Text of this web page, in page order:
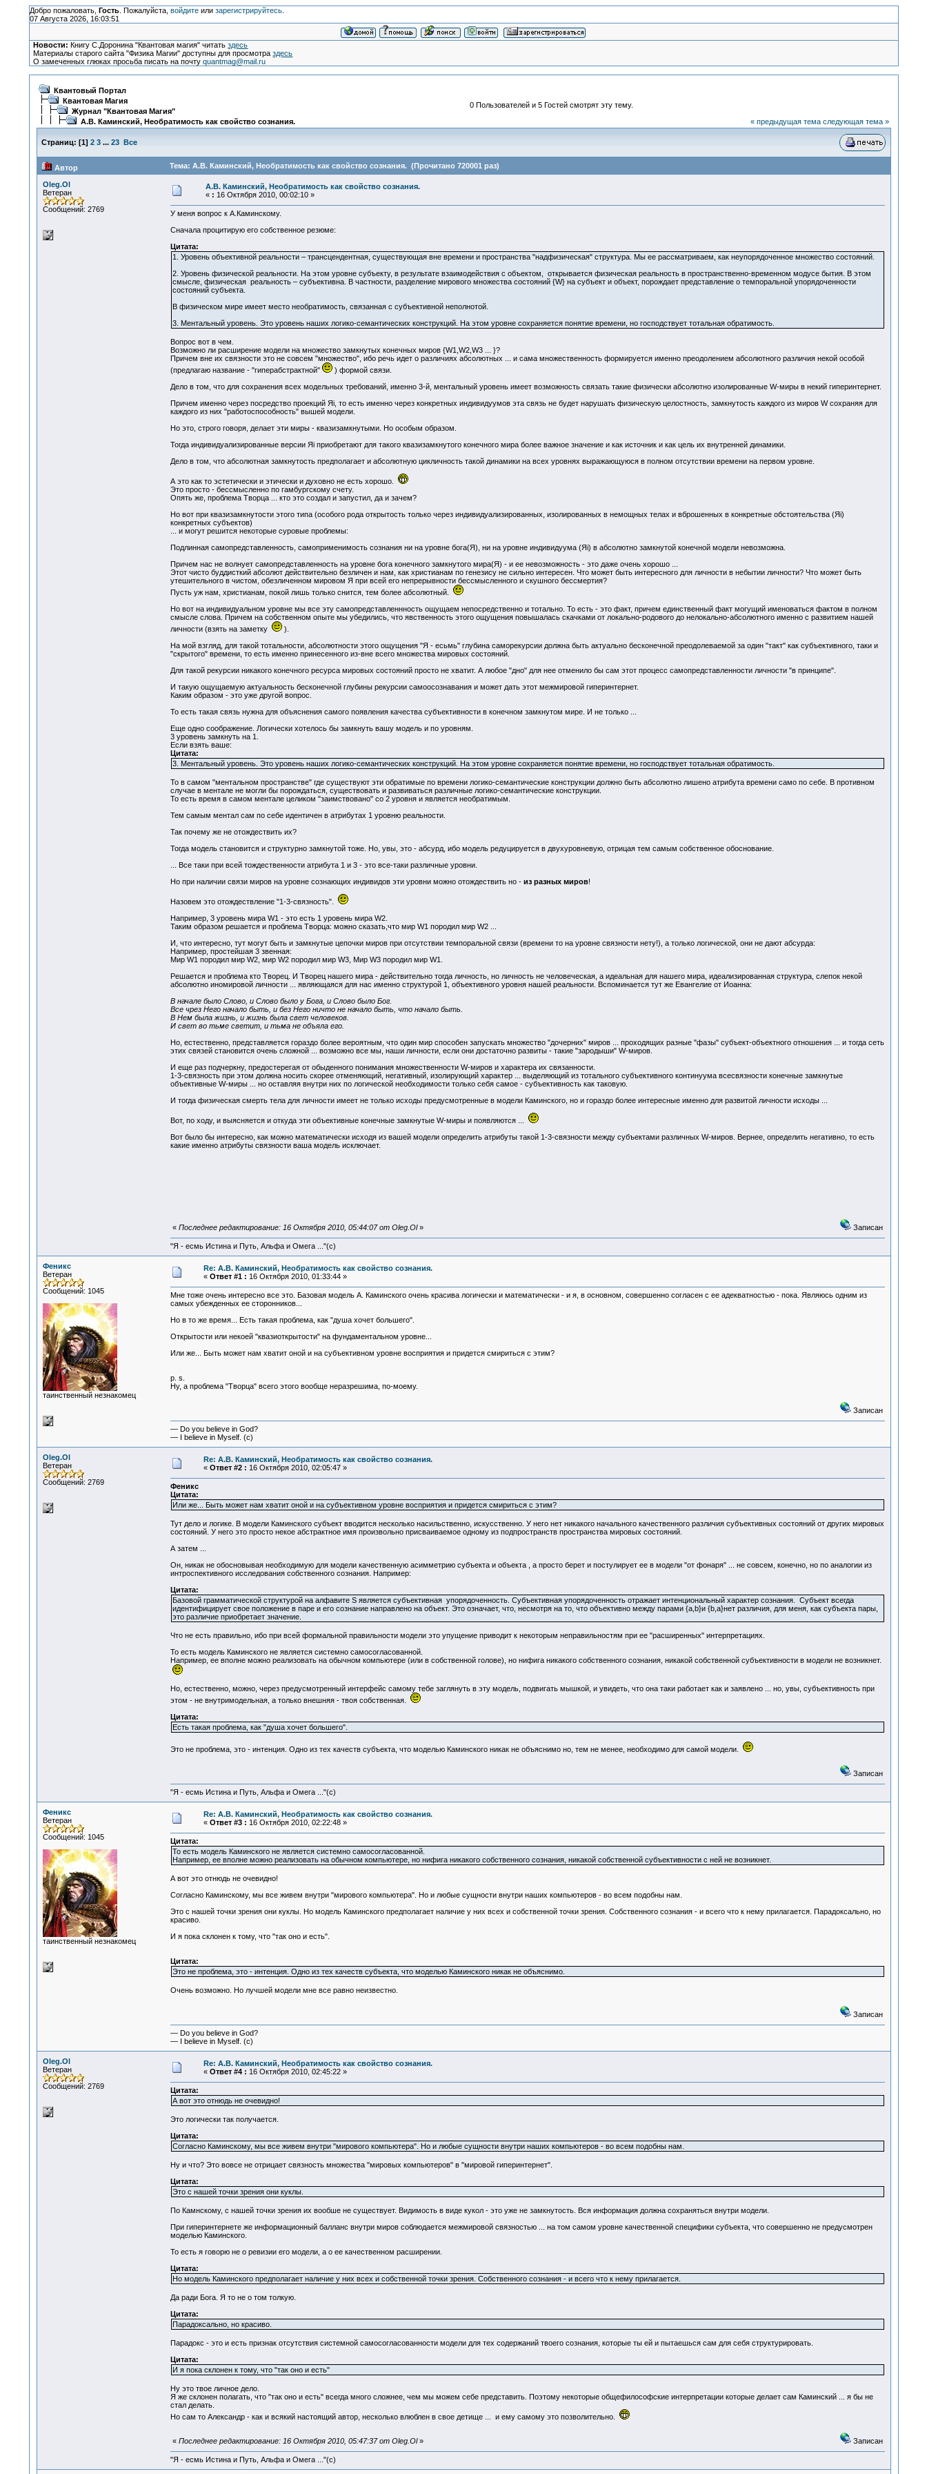
Добро пожаловать, Гость. Пожалуйста, войдитеили зарегистрируйтесь.
07 Августа 2026, 16:03:51
Новости: Книгу С.Доронина "Квантовая магия" читатьздесь
Материалы старого сайта "Физика Магии" доступны для просмотраздесь
О замеченных глюках просьба писать на почтуquantmag@mail.ru
Квантовый Портал
Квантовая Магия
Журнал "Квантовая Магия"
А.В. Каминский, Необратимость как свойство сознания.
0 Пользователей и 5 Гостей смотрят эту тему.
« предыдущая тема следующая тема »
Страниц: [1] 2 3 ... 23 Все
Автор Тема: А.В. Каминский, Необратимость как свойство сознания. (Прочитано 720001 раз)
Oleg.Ol
Ветеран
Сообщений: 2769
А.В. Каминский, Необратимость как свойство сознания.
« : 16 Октября 2010, 00:02:10 »
У меня вопрос к А.Каминскому.
Сначала процитирую его собственное резюме:
Цитата:
1. Уровень объективной реальности – трансцендентная, существующая вне времени и пространства "надфизическая" структура. Мы ее рассматриваем, как неупорядоченное множество состояний.
2. Уровень физической реальности. На этом уровне субъекту, в результате взаимодействия с объектом, открывается физическая реальность в пространственно-временном модусе бытия. В этом
смысле, физическая реальность – субъективна. В частности, разделение мирового множества состояний {W} на субъект и объект, порождает представление о темпоральной упорядоченности
состояний субъекта.
В физическом мире имеет место необратимость, связанная с субъективной неполнотой.
3. Ментальный уровень. Это уровень наших логико-семантических конструкций. На этом уровне сохраняется понятие времени, но господствует тотальная обратимость.
Вопрос вот в чем.
Возможно ли расширение модели на множество замкнутых конечных миров {W1,W2,W3 ... }?
Причем вне их связности это не совсем "множество", ибо речь идет о различиях абсолютных ... и сама множественность формируется именно преодолением абсолютного различия некой особой
(предлагаю название - "гиперабстрактной"
) формой связи.
Дело в том, что для сохранения всех модельных требований, именно 3-й, ментальный уровень имеет возможность связать такие физически абсолютно изолированные W-миры в некий гиперинтернет.
Причем именно через посредство проекций Яi, то есть именно через конкретных индивидуумов эта связь не будет нарушать физическую целостность, замкнутость каждого из миров W сохраняя для
каждого из них "работоспособность" вышей модели.
Но это, строго говоря, делает эти миры - квазизамкнутыми. Но особым образом.
Тогда индивидуализированные версии Яi приобретают для такого квазизамкнутого конечного мира более важное значение и как источник и как цель их внутренней динамики.
Дело в том, что абсолютная замкнутость предполагает и абсолютную цикличность такой динамики на всех уровнях выражающуюся в полном отсутствии времени на первом уровне.
А это как то эстетически и этически и духовно не есть хорошо.
Это просто - бессмысленно по гамбургскому счету.
Опять же, проблема Творца ... кто это создал и запустил, да и зачем?
Но вот при квазизамкнутости этого типа (особого рода открытость только через индивидуализированных, изолированных в немощных телах и вброшенных в конкретные обстоятельства (Яi)
конкретных субъектов)
... и могут решится некоторые суровые проблемы:
Подлинная самопредставленность, самоприменимость сознания ни на уровне бога(Я), ни на уровне индивидуума (Яi) в абсолютно замкнутой конечной модели невозможна.
Причем нас не волнует самопредставленность на уровне бога конечного замкнутого мира(Я) - и ее невозможность - это даже очень хорошо ...
Этот чисто буддисткий абсолют действительно безличен и нам, как христианам по генезису не сильно интересен. Что может быть интересного для личности в небытии личности? Что может быть
утешительного в чистом, обезличенном мировом Я при всей его непрерывности бессмысленного и скушного бессмертия?
Пусть уж нам, христианам, покой лишь только снится, тем более абсолютный.
Но вот на индивидуальном уровне мы все эту самопредставленнность ощущаем непосредственно и тотально. То есть - это факт, причем единственный факт могущий именоваться фактом в полном
смысле слова. Причем на собственном опыте мы убедились, что явственность этого ощущения повышалась скачками от локально-родового до нелокально-абсолютного именно с развитием нашей
личности (взять на заметку
).
На мой взгляд, для такой тотальности, абсолютности этого ощущения "Я - есьмь" глубина саморекурсии должна быть актуально бесконечной преодолеваемой за один "такт" как субъективного, таки и
"скрытого" времени, то есть именно принесенного из-вне всего множества мировых состояний.
Для такой рекурсии никакого конечного ресурса мировых состояний просто не хватит. А любое "дно" для нее отменило бы сам этот процесс самопредставленности личности "в принципе".
И такую ощущаемую актуальность бесконечной глубины рекурсии самоосознавания и может дать этот межмировой гиперинтернет.
Каким образом - это уже другой вопрос.
То есть такая связь нужна для объяснения самого появления качества субъективности в конечном замкнутом мире. И не только ...
Еще одно соображение. Логически хотелось бы замкнуть вашу модель и по уровням.
3 уровень замкнуть на 1.
Если взять ваше:
Цитата:
3. Ментальный уровень. Это уровень наших логико-семантических конструкций. На этом уровне сохраняется понятие времени, но господствует тотальная обратимость.
То в самом "ментальном пространстве" где существуют эти обратимые по времени логико-семантические конструкции должно быть абсолютно лишено атрибута времени само по себе. В противном
случае в ментале не могли бы порождаться, существовать и развиваться различные логико-семантические конструкции.
То есть время в самом ментале целиком "заимствовано" со 2 уровня и является необратимым.
Тем самым ментал сам по себе идентичен в атрибутах 1 уровню реальности.
Так почему же не отождествить их?
Тогда модель становится и структурно замкнутой тоже. Но, увы, это - абсурд, ибо модель редуцируется в двухуровневую, отрицая тем самым собственное обоснование.
... Все таки при всей тождественности атрибута 1 и 3 - это все-таки различные уровни.
Но при наличии связи миров на уровне сознающих индивидов эти уровни можно отождествить но - из разных миров!
Назовем это отождествление "1-3-связность".
Например, 3 уровень мира W1 - это есть 1 уровень мира W2.
Таким образом решается и проблема Творца: можно сказать,что мир W1 породил мир W2 ...
И, что интересно, тут могут быть и замкнутые цепочки миров при отсутствии темпоральной связи (времени то на уровне связности нету!), а только логической, они не дают абсурда:
Например, простейшая 3 звенная:
Мир W1 породил мир W2, мир W2 породил мир W3, Мир W3 породил мир W1.
Решается и проблема кто Творец. И Творец нашего мира - действительно тогда личность, но личность не человеческая, а идеальная для нашего мира, идеализированная структура, слепок некой
абсолютно иномировой личности ... являющаяся для нас именно структурой 1, объективного уровня нашей реальности. Вспоминается тут же Евангелие от Иоанна:
В начале было Слово, и Слово было у Бога, и Слово было Бог.
Все чрез Него начало быть, и без Него ничто не начало быть, что начало быть.
В Нем была жизнь, и жизнь была свет человеков.
И свет во тьме светит, и тьма не объяла его.
Но, естественно, представляется гораздо более вероятным, что один мир способен запускать множество "дочерних" миров ... проходящих разные "фазы" субъект-объектного отношения ... и тогда сеть
этих связей становится очень сложной ... возможно все мы, наши личности, если они достаточно развиты - такие "зародыши" W-миров.
И еще раз подчеркну, предостерегая от обыденного понимания множественности W-миров и характера их связанности.
1-3-связность при этом должна носить скорее отменяющий, негативный, изолирующий характер ... выделяющий из тотального субъективного континуума всесвязности конечные замкнутые
объективные W-миры ... но оставляя внутри них по логической необходимости только себя самое - субъективность как таковую.
И тогда физическая смерть тела для личности имеет не только исходы предусмотренные в модели Каминского, но и гораздо более интересные именно для развитой личности исходы ...
Вот, по ходу, и выясняется и откуда эти объективные конечные замкнутые W-миры и появляются ...
Вот было бы интересно, как можно математически исходя из вашей модели определить атрибуты такой 1-3-связности между субъектами различных W-миров. Вернее, определить негативно, то есть
какие именно атрибуты связности ваша модель исключает.
« Последнее редактирование: 16 Октября 2010, 05:44:07 от Oleg.Ol» Записан
"Я - есмь Истина и Путь, Альфа и Омега ..."(с)
Феникс
Ветеран
Сообщений: 1045
таинственный незнакомец
Re: А.В. Каминский, Необратимость как свойство сознания.
« Ответ #1 : 16 Октября 2010, 01:33:44 »
Мне тоже очень интересно все это. Базовая модель А. Каминского очень красива логически и математически - и я, в основном, совершенно согласен с ее адекватностью - пока. Являюсь одним из
самых убежденных ее сторонников...
Но в то же время... Есть такая проблема, как "душа хочет большего".
Открытости или некоей "квазиоткрытости" на фундаментальном уровне...
Или же... Быть может нам хватит оной и на субъективном уровне восприятия и придется смириться с этим?
p. s.
Ну, а проблема "Творца" всего этого вообще неразрешима, по-моему.
Записан
— Do you believe in God?
— I believe in Myself. (c)
Oleg.Ol
Ветеран
Сообщений: 2769
Re: А.В. Каминский, Необратимость как свойство сознания.
« Ответ #2 : 16 Октября 2010, 02:05:47 »
Феникс
Цитата:
Или же... Быть может нам хватит оной и на субъективном уровне восприятия и придется смириться с этим?
Тут дело и логике. В модели Каминского субъект вводится несколько насильственно, искусственно. У него нет никакого начального качественного различия субъективных состояний от других мировых
состояний. У него это просто некое абстрактное имя произвольно присваиваемое одному из подпространств пространства мировых состояний.
А затем ...
Он, никак не обосновывая необходимую для модели качественную асимметрию субъекта и объекта , а просто берет и постулирует ее в модели "от фонаря" ... не совсем, конечно, но по аналогии из
интроспективного исследования собственного сознания. Например:
Цитата:
Базовой грамматической структурой на алфавите S является субъективная упорядоченность. Субъективная упорядоченность отражает интенциональный характер сознания. Субъект всегда
идентифицирует свое положение в паре и его сознание направлено на объект. Это означает, что, несмотря на то, что объективно между парами {a,b}и {b,a}нет различия, для меня, как субъекта пары,
это различие приобретает значение.
Что не есть правильно, ибо при всей формальной правильности модели это упущение приводит к некоторым неправильностям при ее "расширенных" интерпретациях.
То есть модель Каминского не является системно самосогласованной.
Например, ее вполне можно реализовать на обычном компьютере (или в собственной голове), но нифига никакого собственного сознания, никакой собственной субъективности в модели не возникнет.
Но, естественно, можно, через предусмотренный интерфейс самому тебе заглянуть в эту модель, подвигать мышкой, и увидеть, что она таки работает как и заявлено ... но, увы, субъективность при
этом - не внутримодельная, а только внешняя - твоя собственная.
Цитата:
Есть такая проблема, как "душа хочет большего".
Это не проблема, это - интенция. Одно из тех качеств субъекта, что моделью Каминского никак не объяснимо но, тем не менее, необходимо для самой модели.
Записан
"Я - есмь Истина и Путь, Альфа и Омега ..."(с)
Феникс
Ветеран
Сообщений: 1045
таинственный незнакомец
Re: А.В. Каминский, Необратимость как свойство сознания.
« Ответ #3 : 16 Октября 2010, 02:22:48 »
Цитата:
То есть модель Каминского не является системно самосогласованной.
Например, ее вполне можно реализовать на обычном компьютере, но нифига никакого собственного сознания, никакой собственной субъективности с ней не возникнет.
А вот это отнюдь не очевидно!
Согласно Каминскому, мы все живем внутри "мирового компьютера". Но и любые сущности внутри наших компьютеров - во всем подобны нам.
Это с нашей точки зрения они куклы. Но модель Каминского предполагает наличие у них всех и собственной точки зрения. Собственного сознания - и всего что к нему прилагается. Парадоксально, но
красиво.
И я пока склонен к тому, что "так оно и есть".
Цитата:
Это не проблема, это - интенция. Одно из тех качеств субъекта, что моделью Каминского никак не объяснимо.
Очень возможно. Но лучшей модели мне все равно неизвестно.
Записан
— Do you believe in God?
— I believe in Myself. (c)
Oleg.Ol
Ветеран
Сообщений: 2769
Re: А.В. Каминский, Необратимость как свойство сознания.
« Ответ #4 : 16 Октября 2010, 02:45:22 »
Цитата:
А вот это отнюдь не очевидно!
Это логически так получается.
Цитата:
Согласно Каминскому, мы все живем внутри "мирового компьютера". Но и любые сущности внутри наших компьютеров - во всем подобны нам.
Ну и что? Это вовсе не отрицает связность множества "мировых компьютеров" в "мировой гиперинтернет".
Цитата:
Это с нашей точки зрения они куклы.
По Камнскому, с нашей точки зрения их вообше не существует. Видимость в виде кукол - это уже не замкнутость. Вся информация должна сохраняться внутри модели.
При гиперинтернете же информационный балланс внутри миров соблюдается межмировой связностью ... на том самом уровне качественной специфики субъекта, что совершенно не предусмотрен
моделью Каминского.
То есть я говорю не о ревизии его модели, а о ее качественном расширении.
Цитата:
Но модель Каминского предполагает наличие у них всех и собственной точки зрения. Собственного сознания - и всего что к нему прилагается.
Да ради Бога. Я то не о том толкую.
Цитата:
Парадоксально, но красиво.
Парадокс - это и есть признак отсутствия системной самосогласованности модели для тех содержаний твоего сознания, которые ты ей и пытаешься сам для себя структурировать.
Цитата:
И я пока склонен к тому, что "так оно и есть"
Ну это твое личное дело.
Я же склонен полагать, что "так оно и есть" всегда много сложнее, чем мы можем себе представить. Поэтому некоторые общефилософские интерпретации которые делает сам Каминский ... я бы не
стал делать.
Но сам то Александр - как и всякий настоящий автор, несколько влюблен в свое детище ... и ему самому это позволительно.
« Последнее редактирование: 16 Октября 2010, 05:47:37 от Oleg.Ol» Записан
"Я - есмь Истина и Путь, Альфа и Омега ..."(с)